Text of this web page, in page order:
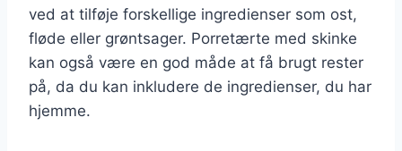
ved at tilføje forskellige ingredienser som ost,
fløde eller grøntsager. Porretærte med skinke
kan også være en god måde at få brugt rester
på, da du kan inkludere de ingredienser, du har
hjemme.